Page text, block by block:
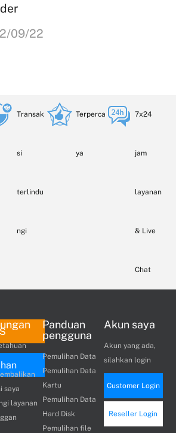
09/22
Transak
si
terlindu
ngi
Terperca
ya
7x24
jam
layanan
& Live
Chat
saya
layanan
Panduan
pengguna
Pemulihan Data
Pemulihan Data
Kartu
Pemulihan Data
Hard Disk
Pemulihan file
Akun saya
Akun yang ada,
silahkan login
Customer Login
Reseller Login